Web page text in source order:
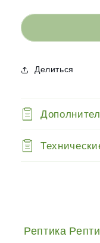
Terra
-
deco
boom
-
Делиться
Рептика